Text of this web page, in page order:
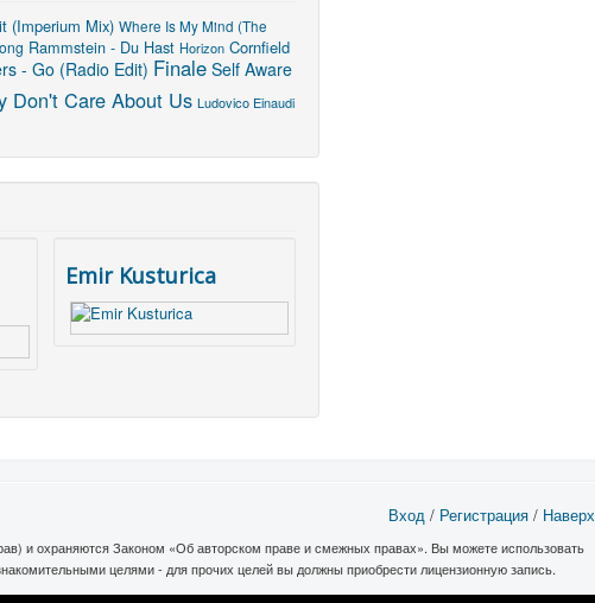
(Imperium Mix) Where Is My Mind (The
Rammstein - Du Hast Horizon Cornfield
- Go (Radio Edit) Finale Self Aware
Don't Care About Us Ludovico Einaudi
Emir Kusturica
Вход / Регистрация / Наверх
и охраняются Законом «Об авторском праве и смежных правах». Вы можете использовать
целями - для прочих целей вы должны приобрести лицензионную запись.